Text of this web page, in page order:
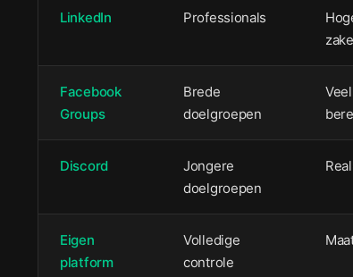
LinkedIn Professionals
Facebook
Groups
Brede
doelgroepen
Discord
Jongere
doelgroepen
Eigen
platform
Volledige
controle